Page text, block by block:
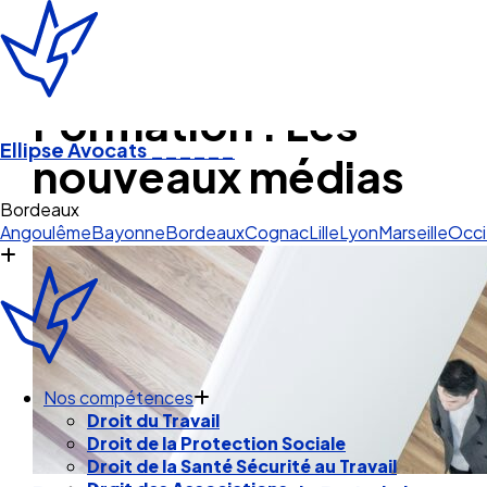
Ellipse Avocats______
Angoulême
Nos compétences
Droit du Travail
Droit de la Protection Sociale
Droit de la Santé Sécurité au Travail
Droit des Associations
Formation : Les
nouveaux médias